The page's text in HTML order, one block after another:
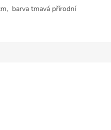
barva tmavá přírodní